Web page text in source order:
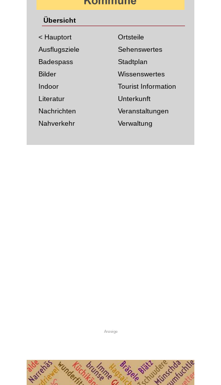
Übersicht
< Hauptort
Ausflugsziele
Badespass
Bilder
Indoor
Literatur
Nachrichten
Nahverkehr
Ortsteile
Sehenswertes
Stadtplan
Wissenswertes
Tourist Information
Unterkunft
Veranstaltungen
Verwaltung
Anzeige